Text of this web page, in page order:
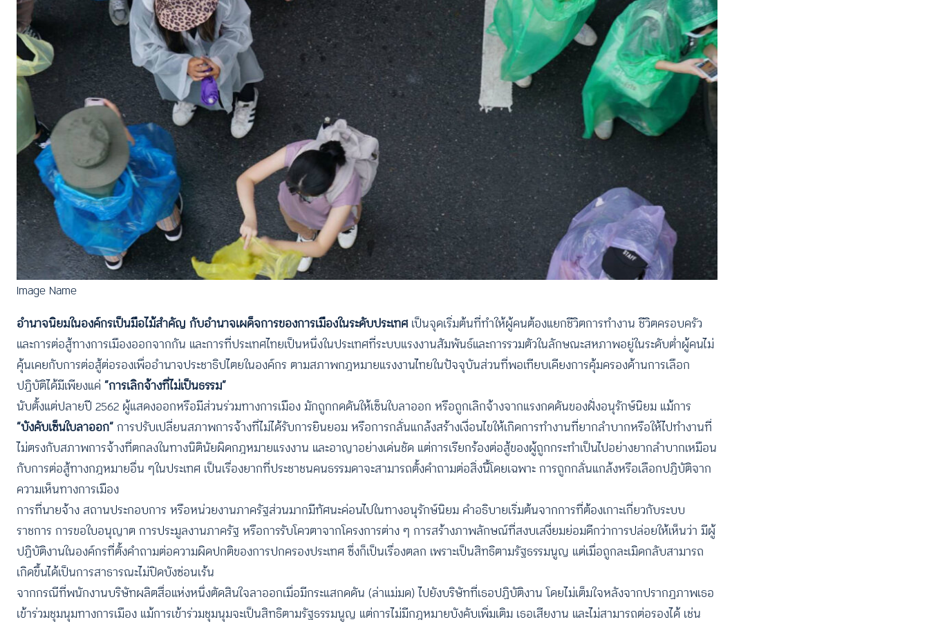
Image Name
อำนาจนิยมในองค์กรเป็นมือไม้สำคัญ กับอำนาจเผด็จการของการเมืองในระดับประเทศเป็นจุดเริ่มต้นที่ทำให้ผู้คนต้องแยกชีวิตการทำงาน ชีวิตครอบครัว
และการต่อสู้ทางการเมืองออกจากกัน และการที่ประเทศไทยเป็นหนึ่งในประเทศที่ระบบแรงงานสัมพันธ์และการรวมตัวในลักษณะสหภาพอยู่ในระดับต่ำผู้คนไม่
คุ้นเคยกับการต่อสู้ต่อรองเพื่ออำนาจประชาธิปไตยในองค์กร ตามสภาพกฎหมายแรงงานไทยในปัจจุบันส่วนที่พอเทียบเคียงการคุ้มครองด้านการเลือก
ปฏิบัติได้มีเพียงแค่ “การเลิกจ้างที่ไม่เป็นธรรม”
นับตั้งแต่ปลายปี 2562 ผู้แสดงออกหรือมีส่วนร่วมทางการเมือง มักถูกกดดันให้เซ็นใบลาออก หรือถูกเลิกจ้างจากแรงกดดันของฝั่งอนุรักษ์นิยม แม้การ
“บังคับเซ็นใบลาออก”การปรับเปลี่ยนสภาพการจ้างที่ไม่ได้รับการยินยอม หรือการกลั่นแกล้งสร้างเงื่อนไขให้เกิดการทำงานที่ยากลำบากหรือให้ไปทำงานที่
ไม่ตรงกับสภาพการจ้างที่ตกลงในทางนิตินัยผิดกฎหมายแรงงาน และอาญาอย่างเด่นชัด แต่การเรียกร้องต่อสู้ของผู้ถูกกระทำเป็นไปอย่างยากลำบากเหมือน
กับการต่อสู้ทางกฎหมายอื่น ๆในประเทศ เป็นเรื่องยากที่ประชาชนคนธรรมดาจะสามารถตั้งคำถามต่อสิ่งนี้โดยเฉพาะ การถูกกลั่นแกล้งหรือเลือกปฏิบัติจาก
ความเห็นทางการเมือง
การที่นายจ้าง สถานประกอบการ หรือหน่วยงานภาครัฐส่วนมากมีทัศนะค่อนไปในทางอนุรักษ์นิยม คำอธิบายเริ่มต้นจากการที่ต้องเกาะเกี่ยวกับระบบ
ราชการ การขอใบอนุญาต การประมูลงานภาครัฐ หรือการรับโควตาจากโครงการต่าง ๆ การสร้างภาพลักษณ์ที่สงบเสงี่ยมย่อมดีกว่าการปล่อยให้เห็นว่า มีผู้
ปฏิบัติงานในองค์กรที่ตั้งคำถามต่อความผิดปกติของการปกครองประเทศ ซึ่งก็เป็นเรื่องตลก เพราะเป็นสิทธิตามรัฐธรรมนูญ แต่เมื่อถูกละเมิดกลับสามารถ
เกิดขึ้นได้เป็นการสาธารณะไม่ปิดบังซ่อนเร้น
จากกรณีที่พนักงานบริษัทผลิตสื่อแห่งหนึ่งตัดสินใจลาออกเมื่อมีกระแสกดดัน (ล่าแม่มด) ไปยังบริษัทที่เธอปฏิบัติงาน โดยไม่เต็มใจหลังจากปรากฏภาพเธอ
เข้าร่วมชุมนุมทางการเมือง แม้การเข้าร่วมชุมนุมจะเป็นสิทธิตามรัฐธรรมนูญ แต่การไม่มีกฎหมายบังคับเพิ่มเติม เธอเสียงาน และไม่สามารถต่อรองได้ เช่น